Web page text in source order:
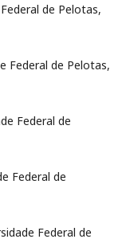
de Pelotas,
Federal de Pelotas,
Federal de
Federal de
Federal de